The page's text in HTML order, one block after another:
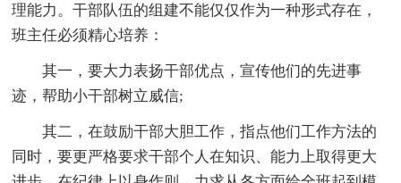
理能力。干部队伍的组建不能仅仅作为一种形式存在，
班主任必须精心培养：
其一，要大力表扬干部优点，宣传他们的先进事
迹，帮助小干部树立威信;
其二，在鼓励干部大胆工作，指点他们工作方法的
同时，要更严格要求干部个人在知识、能力上取得更大